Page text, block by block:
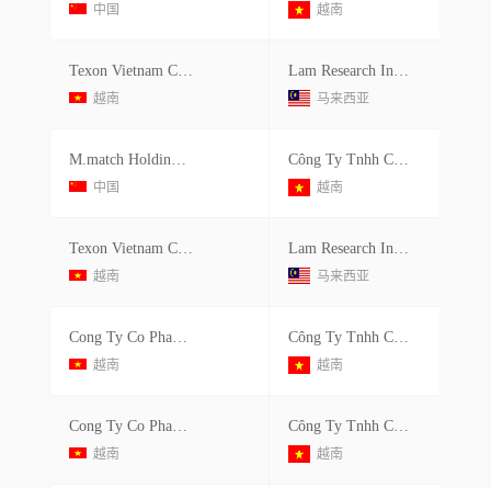
中国 越南
Texon Vietnam Company Limited
越南
Lam Research International Sdn. Bhd
马来西亚
M.match Holding Limited
中国
Công Ty Tnhh Công Trình Xanh Pro Chain Việt Nam
越南
Texon Vietnam Company Limited
越南
Lam Research International Sdn. Bhd
马来西亚
Cong Ty Co Phan Bach Lien
越南
Công Ty Tnhh Canon Việt Nam - Chi Nhánh Quế Võ
越南
Cong Ty Co Phan Bach Lien
越南
Công Ty Tnhh Canon Việt Nam - Chi Nhánh Quế Võ
越南